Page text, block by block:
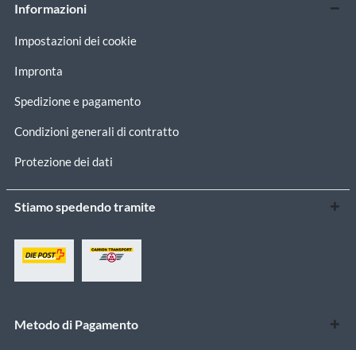
Informazioni
Impostazioni dei cookie
Impronta
Spedizione e pagamento
Condizioni generali di contratto
Protezione dei dati
Stiamo spedendo tramite
Metodo di Pagamento